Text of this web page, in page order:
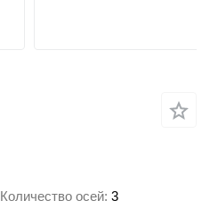
Количество осей 3